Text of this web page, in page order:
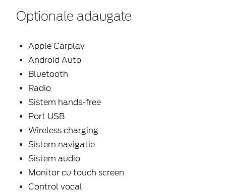
Optionale adaugate
Apple Carplay
Android Auto
Bluetooth
Radio
Sistem hands-free
Port USB
Wireless charging
Sistem navigatie
Sistem audio
Monitor cu touch screen
Control vocal